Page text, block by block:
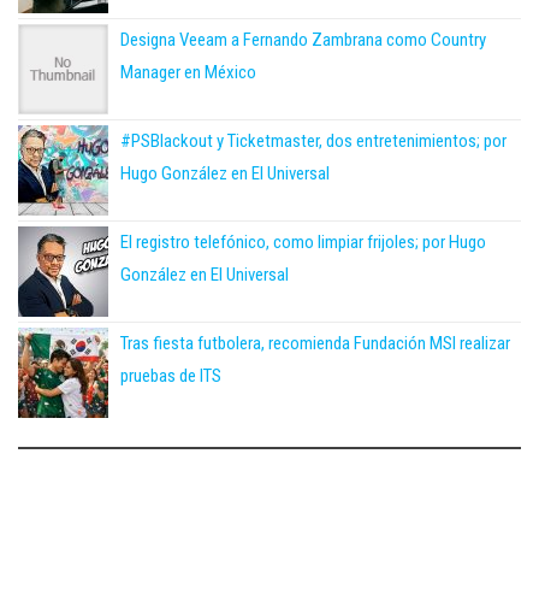
Designa Veeam a Fernando Zambrana como Country
Manager en México
#PSBlackout y Ticketmaster, dos entretenimientos; por
Hugo González en El Universal
El registro telefónico, como limpiar frijoles; por Hugo
González en El Universal
Tras fiesta futbolera, recomienda Fundación MSI realizar
pruebas de ITS